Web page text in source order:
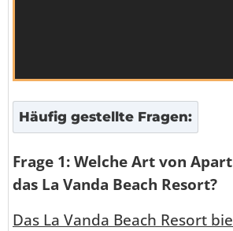
Häufig gestellte Fragen:
Frage 1: Welche Art von
das La Vanda Beach Resort?
Das La Vanda Beach Resort